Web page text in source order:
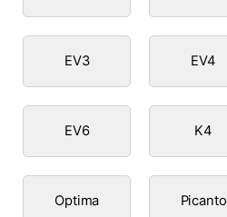
EV3 EV4
EV6 K4
Optima Picanto